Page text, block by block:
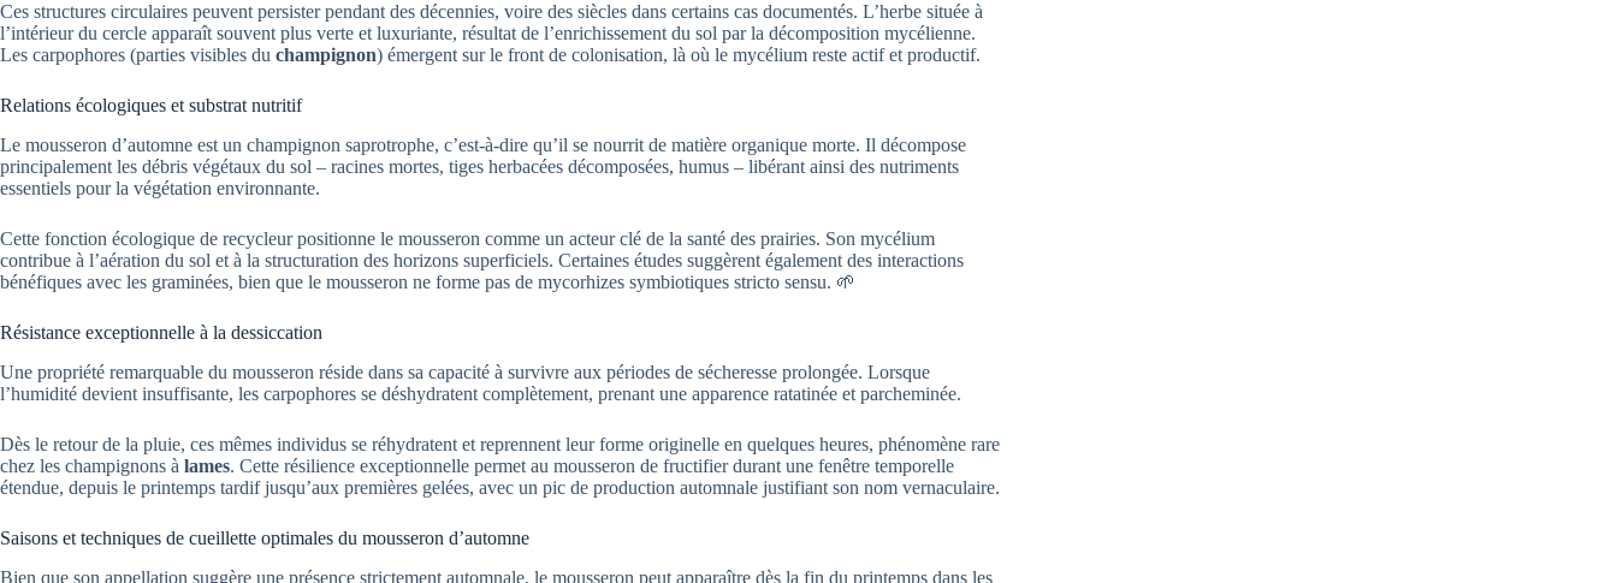
Ces structures circulaires peuvent persister pendant des décennies, voire des siècles dans certains cas documentés. L’herbe située à
l’intérieur du cercle apparaît souvent plus verte et luxuriante, résultat de l’enrichissement du sol par la décomposition mycélienne.
Les carpophores (parties visibles du champignon) émergent sur le front de colonisation, là où le mycélium reste actif et productif.
Relations écologiques et substrat nutritif
Le mousseron d’automne est un champignon saprotrophe, c’est-à-dire qu’il se nourrit de matière organique morte. Il décompose
principalement les débris végétaux du sol – racines mortes, tiges herbacées décomposées, humus – libérant ainsi des nutriments
essentiels pour la végétation environnante.
Cette fonction écologique de recycleur positionne le mousseron comme un acteur clé de la santé des prairies. Son mycélium
contribue à l’aération du sol et à la structuration des horizons superficiels. Certaines études suggèrent également des interactions
bénéfiques avec les graminées, bien que le mousseron ne forme pas de mycorhizes symbiotiques stricto sensu. 🌱
Résistance exceptionnelle à la dessiccation
Une propriété remarquable du mousseron réside dans sa capacité à survivre aux périodes de sécheresse prolongée. Lorsque
l’humidité devient insuffisante, les carpophores se déshydratent complètement, prenant une apparence ratatinée et parcheminée.
Dès le retour de la pluie, ces mêmes individus se réhydratent et reprennent leur forme originelle en quelques heures, phénomène rare
chez les champignons à lames. Cette résilience exceptionnelle permet au mousseron de fructifier durant une fenêtre temporelle
étendue, depuis le printemps tardif jusqu’aux premières gelées, avec un pic de production automnale justifiant son nom vernaculaire.
Saisons et techniques de cueillette optimales du mousseron d’automne
Bien que son appellation suggère une présence strictement automnale, le mousseron peut apparaître dès la fin du printemps dans les